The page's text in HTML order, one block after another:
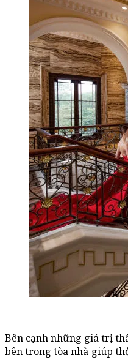
Bên cạnh những giá trị
bên trong tòa nhà giúp